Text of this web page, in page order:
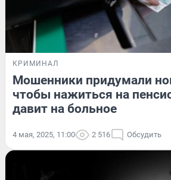
КРИМИНАЛ
Мошенники придумали
чтобы нажиться на
давит на больное
4 мая, 2025, 11:00 2 516 Обсудить